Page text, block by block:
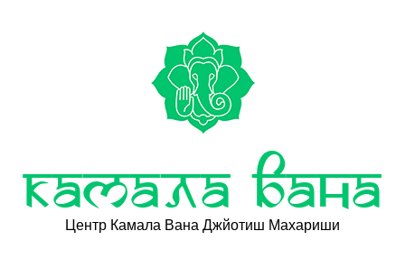
Камала Вана
Центр Камала Вана Джйотиш Махариши